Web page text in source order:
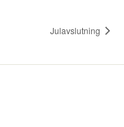
Julavslutning